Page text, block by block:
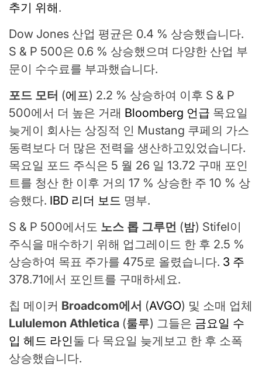
추기 위해.
Dow Jones 산업 평균은 0.4 % 상승했습니다.
S & P 500은 0.6 % 상승했으며 다양한 산업 부
문이 수수료를 부과했습니다.
포드 모터 (에프) 2.2 % 상승하여 이후 S & P
500에서 더 높은 거래 Bloomberg 언급 목요일
늦게이 회사는 상징적 인 Mustang 쿠페의 가스
동력보다 더 많은 전력을 생산하고있었습니다.
목요일 포드 주식은 5 월 26 일 13.72 구매 포인
트를 청산 한 이후 거의 17 % 상승한 주 10 % 상
승했다. IBD 리더 보드 명부.
S & P 500에서도 노스 롭 그루먼 (밤) Stifel이
주식을 매수하기 위해 업그레이드 한 후 2.5 %
상승하여 목표 주가를 475로 올렸습니다. 3 주
378.71에서 포인트를 구매하세요.
칩 메이커 Broadcom에서 (AVGO) 및 소매 업체
Lululemon Athletica (룰루) 그들은 금요일 수
입 헤드 라인둘 다 목요일 늦게보고 한 후 소폭
상승했습니다.